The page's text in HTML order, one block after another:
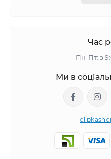
Час
Пн-Пт: з
Ми в